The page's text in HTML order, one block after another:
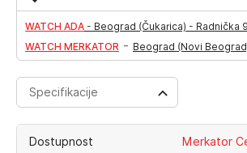
WATCH ADA - Beograd (Čukarica) - Radnička 9
WATCH MERKATOR - Beograd (Novi
Specifikacije
Dostupnost Merkator